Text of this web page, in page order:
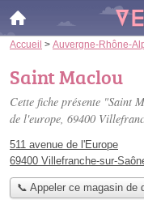
Accueil > Auvergne-Rhône-
Saint Maclou
Cette fiche présente "Saint
de l'europe, 69400
511 avenue de l'Europe
69400 Villefranche-sur-
📞 Appeler ce magasin de